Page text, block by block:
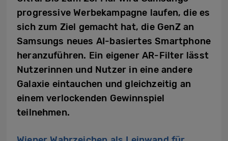
progressive Werbekampagne laufen, die es
sich zum Ziel gemacht hat, die GenZ an
Samsungs neues AI-basiertes Smartphone
heranzuführen. Ein eigener AR-Filter lässt
Nutzerinnen und Nutzer in eine andere
Galaxie eintauchen und gleichzeitig an
einem verlockenden Gewinnspiel
teilnehmen.